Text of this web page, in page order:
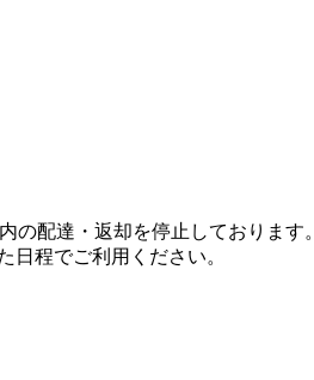
の配達・返却を停止しております。
程でご利用ください。